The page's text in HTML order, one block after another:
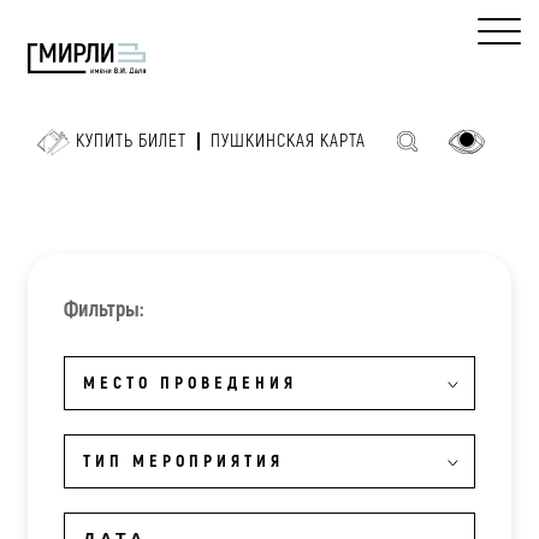
КУПИТЬ БИЛЕТ ПУШКИНСКАЯ КАРТА
Фильтры:
МЕСТО ПРОВЕДЕНИЯ
ТИП МЕРОПРИЯТИЯ